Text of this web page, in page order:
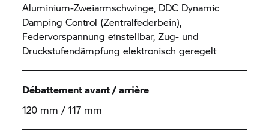
Aluminium-Zweiarmschwinge, DDC Dynamic
Damping Control (Zentralfederbein),
Federvorspannung einstellbar, Zug- und
Druckstufendämpfung elektronisch geregelt
Débattement avant / arrière
120 mm / 117 mm